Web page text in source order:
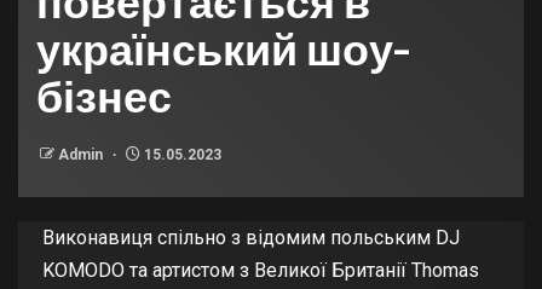
український шоу-
бізнес
Admin 15.05.2023
Виконавиця спільно з відомим польським DJ
KOMODO та артистом з Великої Британії Thomas